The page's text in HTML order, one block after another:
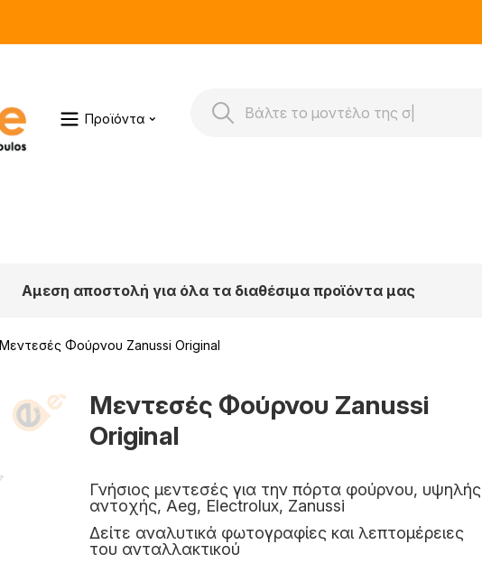
Προϊόντα
Αμεση αποστολή για όλα τα διαθέσιμα προϊόντα μας
Μεντεσές Φούρνου Zanussi Original
Μεντεσές Φούρνου Zanussi
Original
Γνήσιος μεντεσές για την πόρτα φούρνου, υψηλής
αντοχής, Aeg, Electrolux, Zanussi
Δείτε αναλυτικά φωτογραφίες και λεπτομέρειες
του ανταλλακτικού